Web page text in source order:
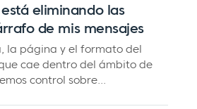
eliminando las
de mis mensajes
la página y el formato del
cae dentro del ámbito de
control sobre...